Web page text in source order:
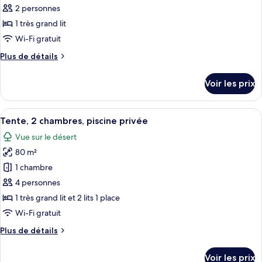
ce
type
de
chambre :
Tente,
piscine
privée
2 personnes
1 très grand lit
Wi-Fi gratuit
Plus de détails
Plus
le
type
de
chambre
Tente,
chambre,
piscine
privée
Voir les prix
Afficher
toutes
les
photos
pour
ce
type
de
chambre :
Tente,
Une piscine avec des chaises
5
Tente, 2 chambres, piscine privée
Vue sur le désert
80 m²
1 chambre
4 personnes
1 très grand lit et 2 lits 1 place
Wi-Fi gratuit
Plus de détails
Plus
Voir les prix